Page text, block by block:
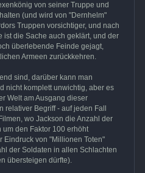
von seiner Truppe und
(und wird von "Dernhelm"
Truppen vorsichtiger, und nach
ist die Sache auch geklärt, und der
überlebende Feinde gejagt,
Armeen zurückkehren.
sind, darüber kann man
nicht komplett unwichtig, aber es
Welt am Ausgang dieser
relativer Begriff - auf jeden Fall
wo Jackson die Anzahl der
den Faktor 100 erhöht
von "Millionen Toten"
der Soldaten in allen Schlachten
übersteigen dürfte).